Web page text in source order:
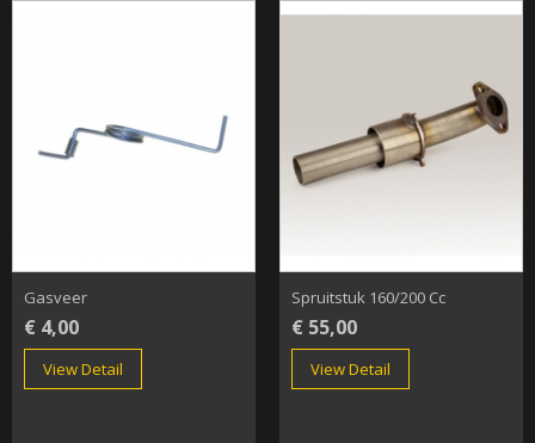
Gasveer
€ 4,00
View Detail
Spruitstuk 160/200 Cc
€ 55,00
View Detail